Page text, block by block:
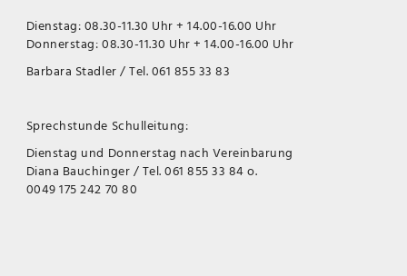
Dienstag: 08.30-11.30 Uhr + 14.00-16.00 Uhr
Donnerstag: 08.30-11.30 Uhr + 14.00-16.00 Uhr
Barbara Stadler / Tel. 061 855 33 83
Sprechstunde Schulleitung:
Dienstag und Donnerstag nach Vereinbarung
Diana Bauchinger / Tel. 061 855 33 84 o.
0049 175 242 70 80